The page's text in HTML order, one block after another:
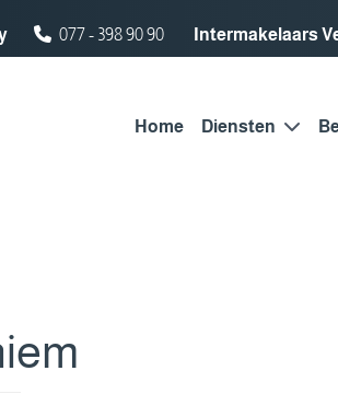
077 - 398 90 90 Intermakelaars
Home Diensten